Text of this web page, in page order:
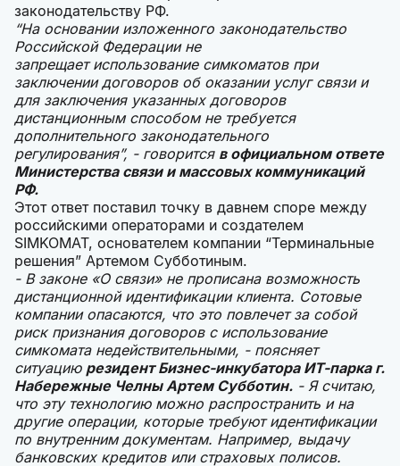
законодательству РФ.
“На основании изложенного законодательство
Российской Федерации не
запрещает использование симкоматов при
заключении договоров об оказании услуг связи и
для заключения указанных договоров
дистанционным способом не требуется
дополнительного законодательного
регулирования”, - говорится в официальном ответе
Министерства связи и массовых коммуникаций
РФ.
Этот ответ поставил точку в давнем споре между
российскими операторами и создателем
SIMKOMAT, основателем компании “Терминальные
решения” Артемом Субботиным.
- В законе «О связи» не прописана возможность
дистанционной идентификации клиента. Сотовые
компании опасаются, что это повлечет за собой
риск признания договоров с использование
симкомата недействительными, - поясняет
ситуацию резидент Бизнес-инкубатора ИТ-парка г.
Набережные Челны Артем Субботин. - Я считаю,
что эту технологию можно распространить и на
другие операции, которые требуют идентификации
по внутренним документам. Например, выдачу
банковских кредитов или страховых полисов.